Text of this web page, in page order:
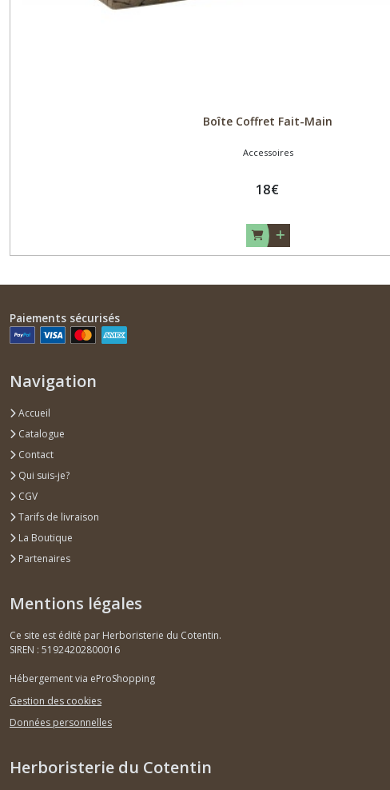
Boîte Coffret Fait-Main
Accessoires
18€
Paiements sécurisés
Navigation
Accueil
Catalogue
Contact
Qui suis-je?
CGV
Tarifs de livraison
La Boutique
Partenaires
Mentions légales
Ce site est édité par Herboristerie du Cotentin.
SIREN : 51924202800016
Hébergement via eProShopping
Gestion des cookies
Données personnelles
Herboristerie du Cotentin